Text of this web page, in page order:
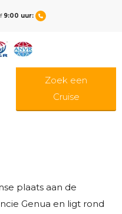
9:00 uur:
Zoek een
Cruise
plaats aan de
Genua en ligt rond